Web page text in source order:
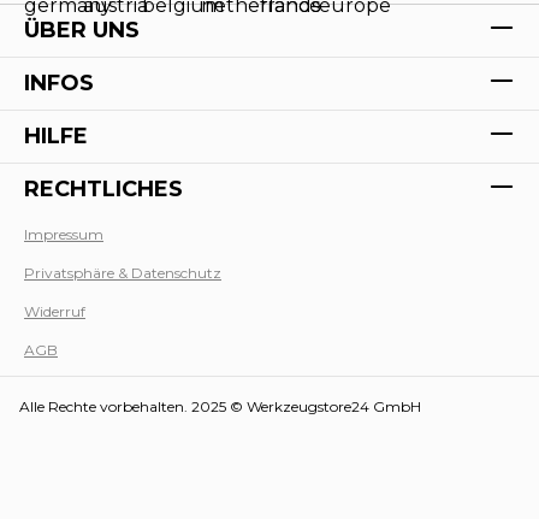
ÜBER UNS
INFOS
HILFE
RECHTLICHES
Impressum
Privatsphäre & Datenschutz
Widerruf
AGB
Alle Rechte vorbehalten. 2025 © Werkzeugstore24 GmbH